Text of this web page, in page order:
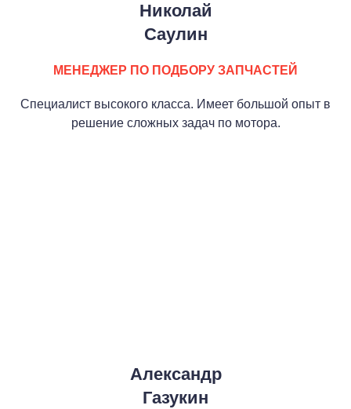
Николай
Cаулин
МЕНЕДЖЕР ПО ПОДБОРУ ЗАПЧАСТЕЙ
Специалист высокого класса. Имеет большой опыт в
решение сложных задач по мотора.
Александр
Газукин